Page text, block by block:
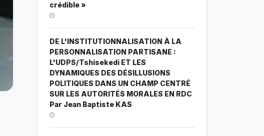
crédible »
DE L'INSTITUTIONNALISATION À LA
PERSONNALISATION PARTISANE :
L'UDPS/Tshisekedi ET LES
DYNAMIQUES DES DÉSILLUSIONS
POLITIQUES DANS UN CHAMP CENTRÉ
SUR LES AUTORITÉS MORALES EN RDC
Par Jean Baptiste KAS